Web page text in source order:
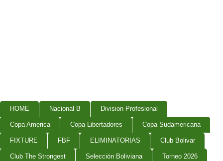
HOME Nacional B Division Profesional
Copa America Copa Libertadores Copa Sudamericana
FIXTURE FBF ELIMINATORIAS Club Bolivar
Club The Strongest Selección Boliviana Torneo 2026